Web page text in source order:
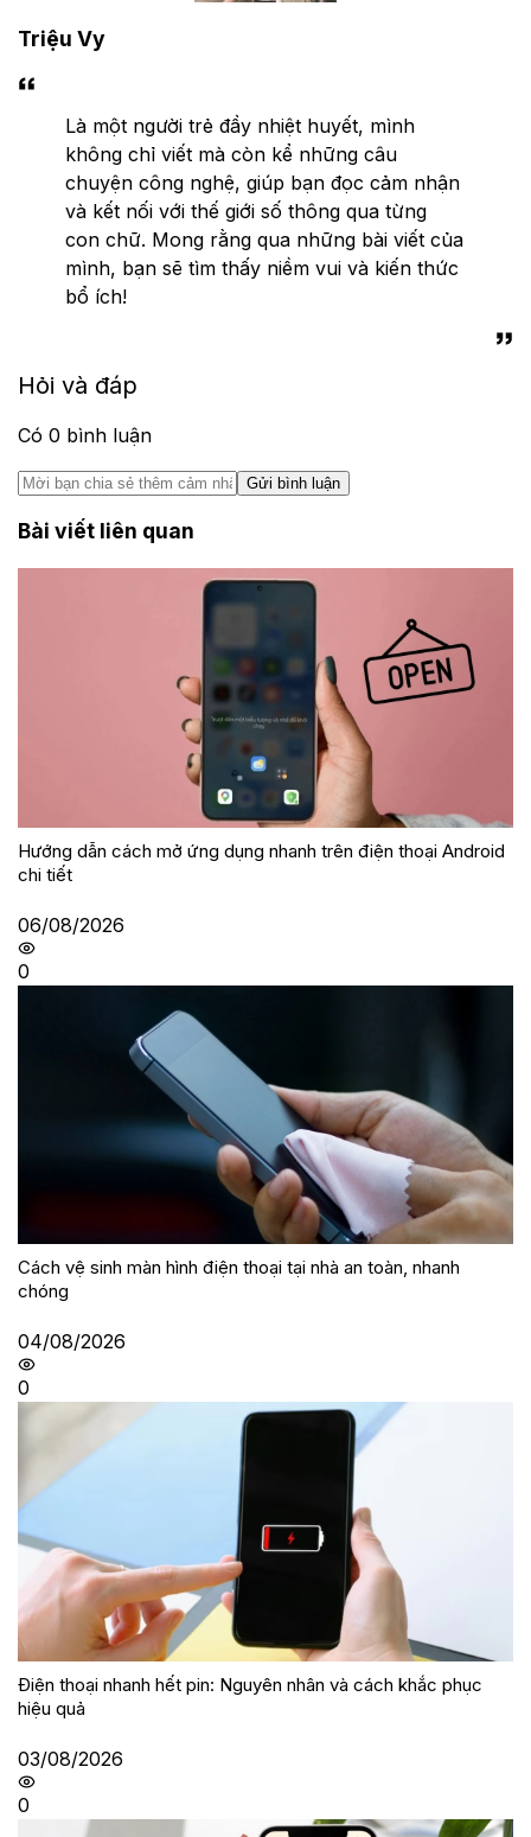
Triệu Vy
Là một người trẻ đầy nhiệt huyết, mình
không chỉ viết mà còn kể những câu
chuyện công nghệ, giúp bạn đọc cảm nhận
và kết nối với thế giới số thông qua từng
con chữ. Mong rằng qua những bài viết của
mình, bạn sẽ tìm thấy niềm vui và kiến thức
bổ ích!
Hỏi và đáp
Có 0 bình luận
Gửi bình luận
Bài viết liên quan
Hướng dẫn cách mở ứng dụng nhanh trên điện thoại Android
chi tiết
06/08/2026
0
Cách vệ sinh màn hình điện thoại tại nhà an toàn, nhanh
chóng
04/08/2026
0
Điện thoại nhanh hết pin: Nguyên nhân và cách khắc phục
hiệu quả
03/08/2026
0